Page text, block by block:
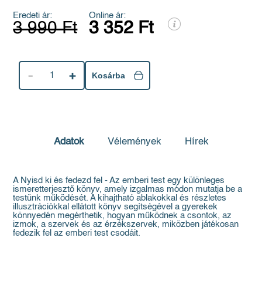
Eredeti ár:
3 990 Ft
Online ár:
3 352 Ft
1 Kosárba
Adatok Vélemények Hírek
A Nyisd ki és fedezd fel - Az emberi test egy különleges
ismeretterjesztő könyv, amely izgalmas módon mutatja be a
testünk működését. A kihajtható ablakokkal és részletes
illusztrációkkal ellátott könyv segítségével a gyerekek
könnyedén megérthetik, hogyan működnek a csontok, az
izmok, a szervek és az érzékszervek, miközben játékosan
fedezik fel az emberi test csodáit.